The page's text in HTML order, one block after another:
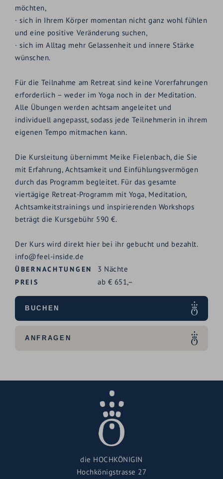
möchten,
· sich in Ihrem Körper momentan nicht ganz wohl fühlen
und eine positive Veränderung suchen,
· sich im Alltag mehr Gelassenheit und innere Stärke
wünschen.
Für die Teilnahme am Retreat sind keine Vorerfahrungen
erforderlich – weder im Yoga noch in der Meditation.
Alle Übungen werden achtsam angeleitet und
individuell angepasst, sodass jede Teilnehmerin in ihrem
eigenen Tempo mitmachen kann.
Die Kursleitung übernimmt Meike Fielenbach, die Sie
mit Erfahrung, Achtsamkeit und Einfühlungsvermögen
durch das Programm begleitet. Für das gesamte
viertägige Retreat-Programm mit Yoga, Meditation,
Achtsamkeitstrainings und inspirierenden Workshops
beträgt die Kursgebühr 590 €.
Der Kurs wird direkt hier bei ihr gebucht und bezahlt.
info@feel-inside.de
ÜBERNACHTUNGEN 3 Nächte
PREIS ab € 651,–
BUCHEN
ANFRAGEN
die HOCHKÖNIGIN
Hochkönigstrasse 27